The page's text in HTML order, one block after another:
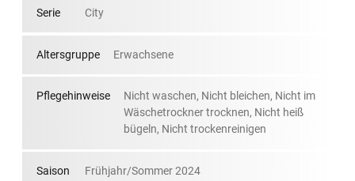
Serie City
Altersgruppe Erwachsene
Pflegehinweise
Nicht waschen, Nicht bleichen, Nicht im
Wäschetrockner trocknen, Nicht heiß
bügeln, Nicht trockenreinigen
Saison Frühjahr/Sommer 2024